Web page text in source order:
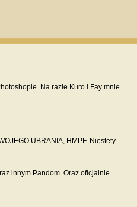
Na razie Kuro i Fay mnie
UBRANIA, HMPF. Niestety
innym Pandom. Oraz oficjalnie